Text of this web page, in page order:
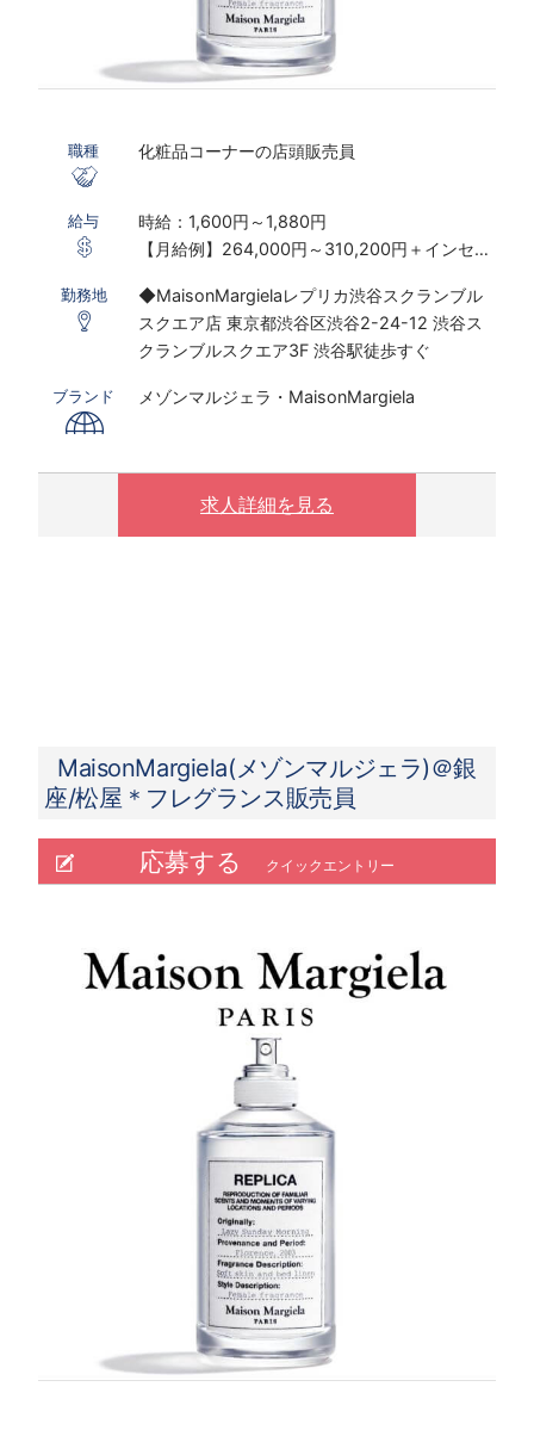
職種 化粧品コーナーの店頭販売員
給与
時給：1,600円～1,880円
【月給例】264,000円～310,200円＋インセン
※実働7.5ｈ×22日勤務の場合
※研修期間あり
※時給は経験・スキルにより決定いたします
〇下記の場合は、割増した時給をお支払いしま
※ 実働8時間以上は1.25倍
※ 夜10時以降は1.25倍
勤務地
◆MaisonMargielaレプリカ渋谷スクランブル
スクエア店 東京都渋谷区渋谷2-24-12 渋谷ス
クランブルスクエア3F 渋谷駅徒歩すぐ
ブランド メゾンマルジェラ・MaisonMargiela
求人詳細を見る
MaisonMargiela(メゾンマルジェラ)＠銀
座/松屋＊フレグランス販売員
応募する クイックエントリー